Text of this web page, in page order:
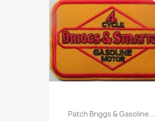
Patch Briggs & Gasoline...